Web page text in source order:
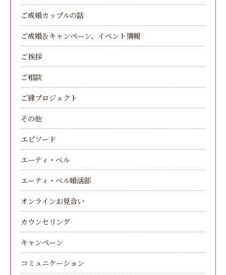
ご成婚カップルの話
ご成婚＆キャンペーン、イベント情報
ご挨拶
ご相談
ご縁プロジェクト
その他
エピソード
エーティ・ベル
エーティ・ベル婚活部
オンラインお見合い
カウンセリング
キャンペーン
コミュニケーション